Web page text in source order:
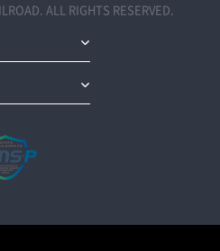
ALL RIGHTS RESERVED.